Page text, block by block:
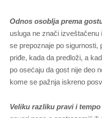
Odnos osoblja prema
usluga ne znači izveštačenu
se prepoznaje po sigurnosti,
priđe, kada da predloži, a
po osećaju da gost nije deo
kome se pažnja iskreno
Veliku razliku pravi i